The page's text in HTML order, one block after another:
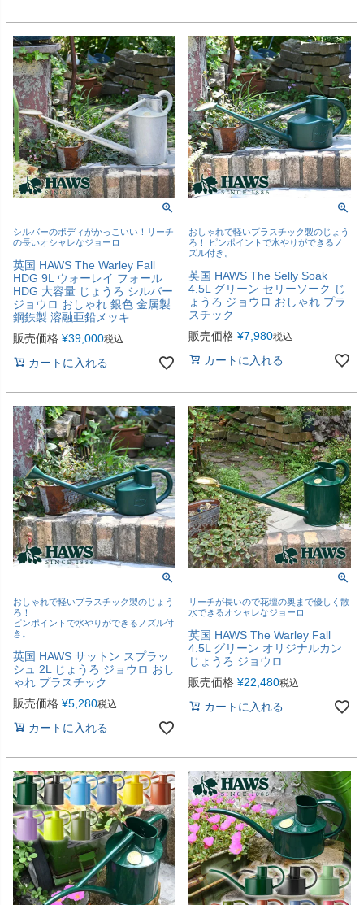
シルバーのボディがかっこいい！リーチ
の長いオシャレなジョーロ
英国 HAWS The Warley Fall
HDG 9L ウォーレイ フォール
HDG 大容量 じょうろ シルバー
ジョウロ おしゃれ 銀色 金属製
鋼鉄製 溶融亜鉛メッキ
販売価格 ¥39,000税込
カートに入れる
おしゃれで軽いプラスチック製のじょう
ろ！ ピンポイントで水やりができるノ
ズル付き。
英国 HAWS The Selly Soak
4.5L グリーン セリーソーク じ
ょうろ ジョウロ おしゃれ プラ
スチック
販売価格 ¥7,980税込
カートに入れる
おしゃれで軽いプラスチック製のじょう
ろ！
ピンポイントで水やりができるノズル付
き。
英国 HAWS サットン スプラッ
シュ 2L じょうろ ジョウロ おし
ゃれ プラスチック
販売価格 ¥5,280税込
カートに入れる
リーチが長いので花壇の奥まで優しく散
水できるオシャレなジョーロ
英国 HAWS The Warley Fall
4.5L グリーン オリジナルカン
じょうろ ジョウロ
販売価格 ¥22,480税込
カートに入れる